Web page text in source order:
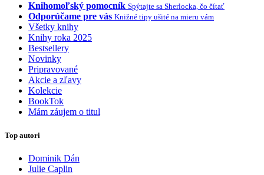
Knihomoľský pomocník Spýtajte sa Sherlocka, čo čítať
Odporúčame pre vás Knižné tipy ušité na mieru vám
Všetky knihy
Knihy roka 2025
Bestsellery
Novinky
Pripravované
Akcie a zľavy
Kolekcie
BookTok
Mám záujem o titul
Top autori
Dominik Dán
Julie Caplin